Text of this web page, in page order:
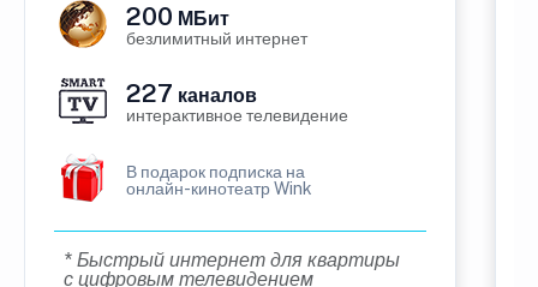
200 МБит
безлимитный интернет
227 каналов
интерактивное телевидение
В подарок подписка на
онлайн-кинотеатр Wink
* Быстрый интернет для квартиры
с цифровым телевидением